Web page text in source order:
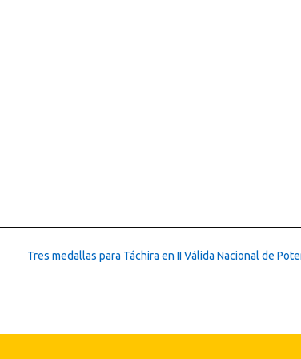
Tres medallas para Táchira en II Válida Nacional de